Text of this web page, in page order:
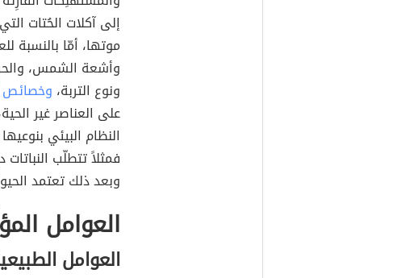
إلى آكلات الحُتات
موتها، أمّا بالنسبة
وأشعة الشمس،
ونوع التربة، وخصائص
على العناصر غير
النظام البيئي
فمثلاً تتطلّب
وبعد ذلك تعتمد
العوامل
العوامل